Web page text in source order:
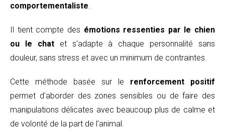
comportementaliste
Il tient compte des émotions ressenties par le chien
ou le chatet s'adapte à chaque personnalité sans
douleur, sans stress et avec un minimum de contraintes.
Cette méthode basée sur le renforcement positif
permet d'aborder des zones sensibles ou de faire des
manipulations délicates avec beaucoup plus de calme et
de volonté de la part de l'animal.